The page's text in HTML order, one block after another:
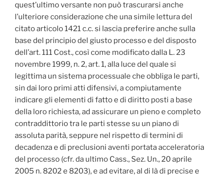
quest’ultimo versante non può trascurarsi anche
l’ulteriore considerazione che una simile lettura del
citato articolo 1421 c.c. si lascia preferire anche sulla
base del principio del giusto processo e del disposto
dell’art. 111 Cost., così come modificato dalla L. 23
novembre 1999, n. 2, art. 1, alla luce del quale si
legittima un sistema processuale che obbliga le parti,
sin dai loro primi atti difensivi, a compiutamente
indicare gli elementi di fatto e di diritto posti a base
della loro richiesta, ad assicurare un pieno e completo
contraddittorio tra le parti stesse su un piano di
assoluta parità, seppure nel rispetto di termini di
decadenza e di preclusioni aventi portata acceleratoria
del processo (cfr. da ultimo Cass., Sez. Un., 20 aprile
2005 n. 8202 e 8203), e ad evitare, al di là di precise e